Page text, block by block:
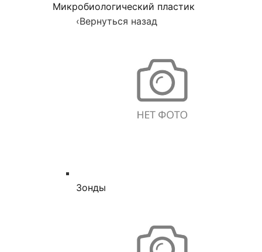
Микробиологический пластик
‹Вернуться назад
Зонды